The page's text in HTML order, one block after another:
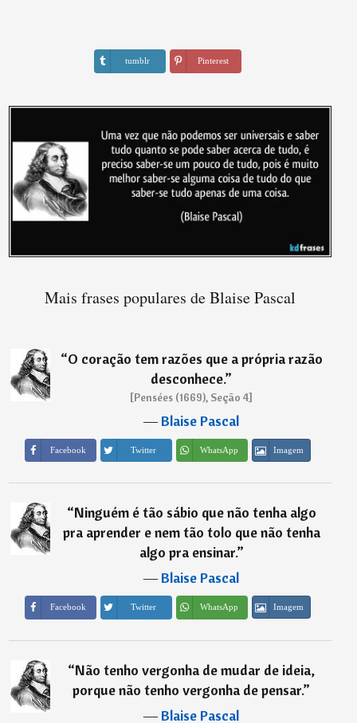
tumblr Pinterest
Mais frases populares de Blaise Pascal
“O coração tem razões que a própria razão
desconhece.”
[Pensées (1669), Seção 4]
―Blaise Pascal
Facebook Twitter WhatsApp Imagem
“Ninguém é tão sábio que não tenha algo
pra aprender e nem tão tolo que não tenha
algo pra ensinar.”
―Blaise Pascal
Facebook Twitter WhatsApp Imagem
“Não tenho vergonha de mudar de ideia,
porque não tenho vergonha de pensar.”
―Blaise Pascal